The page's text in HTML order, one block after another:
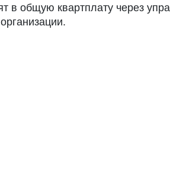
в общую квартплату через